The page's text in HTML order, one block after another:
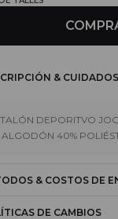
& CUIDADOS
DEPORITVO
ALGODÓN 40%
& COSTOS DE
DE CAMBIOS